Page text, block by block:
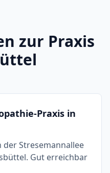
zur Praxis
Praxis in
der Stresemannallee
Gut erreichbar